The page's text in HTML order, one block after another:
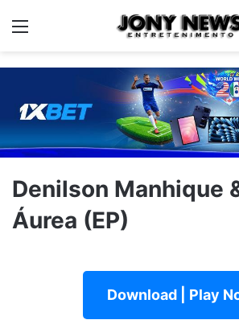
Menu
Denilson Manhique
Áurea (EP)
Download | Play